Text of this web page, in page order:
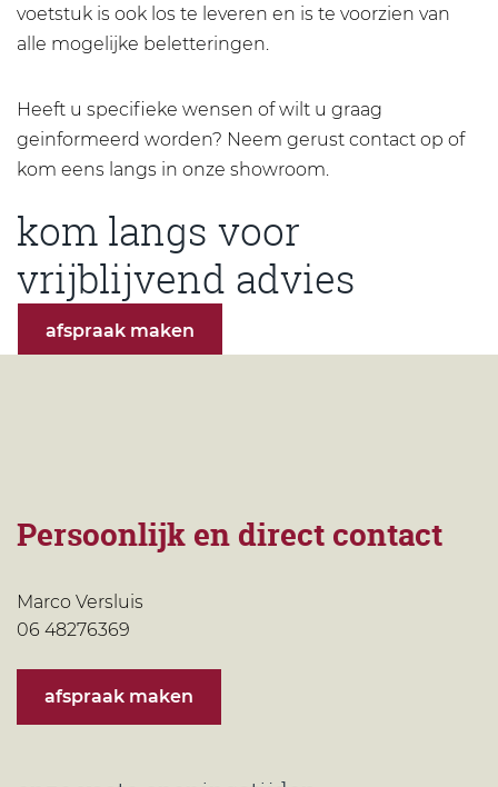
voetstuk is ook los te leveren en is te voorzien van
alle mogelijke beletteringen.
Heeft u specifieke wensen of wilt u graag
geinformeerd worden? Neem gerust contact op of
kom eens langs in onze showroom.
kom langs voor
vrijblijvend advies
afspraak maken
Persoonlijk en direct contact
Marco Versluis
06 48276369
afspraak maken